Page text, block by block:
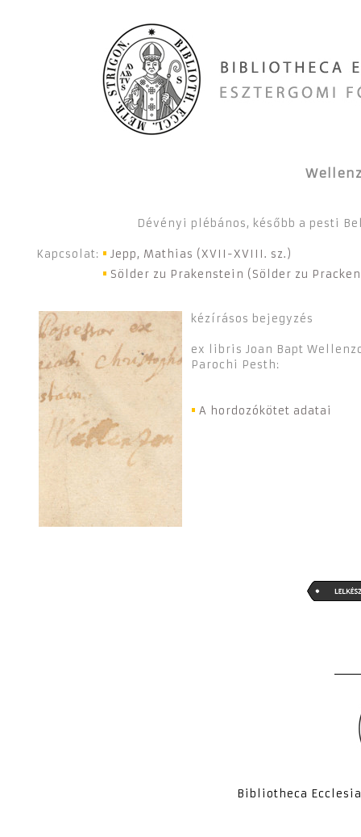
Dévényi plébános, később a pesti
Kapcsolat:
Jepp, Mathias (XVII-XVIII. sz.)
Sölder zu Prakenstein (Sölder zu
kézírásos bejegyzés
ex libris Joan Bapt
Parochi Pesth:
A hordozókötet adatai
Bibliotheca